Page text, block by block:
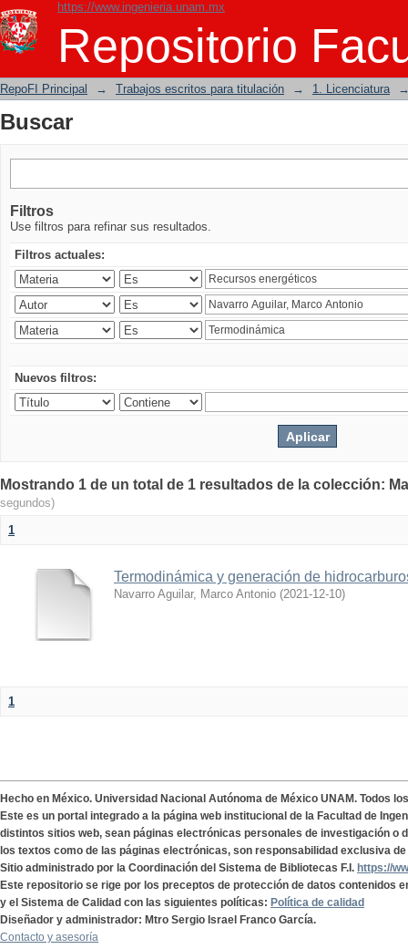
https://www.ingenieria.unam.mx
Repositorio
Buscar
RepoFI Principal → Trabajos escritos para titulación → 1. Licenciatura
Buscar
Filtros
Use filtros para refinar sus resultados.
Filtros actuales:
Nuevos filtros:
Mostrando 1 de un total de 1 resultados de la colección:
segundos)
1
Termodinámica y generación de
Navarro Aguilar, Marco Antonio (2021-12-10)
1
Hecho en México. Universidad Nacional Autónoma de México UNAM. Todos
Este es un portal integrado a la página web institucional de la Facultad de
distintos sitios web, sean páginas electrónicas personales de investigación o
los textos como de las páginas electrónicas, son responsabilidad exclusiva
Sitio administrado por la Coordinación del Sistema de Bibliotecas F.I. https://
Este repositorio se rige por los preceptos de protección de datos contenidos
y el Sistema de Calidad con las siguientes políticas: Política de calidad
Diseñador y administrador: Mtro Sergio Israel Franco García.
Contacto y asesoría